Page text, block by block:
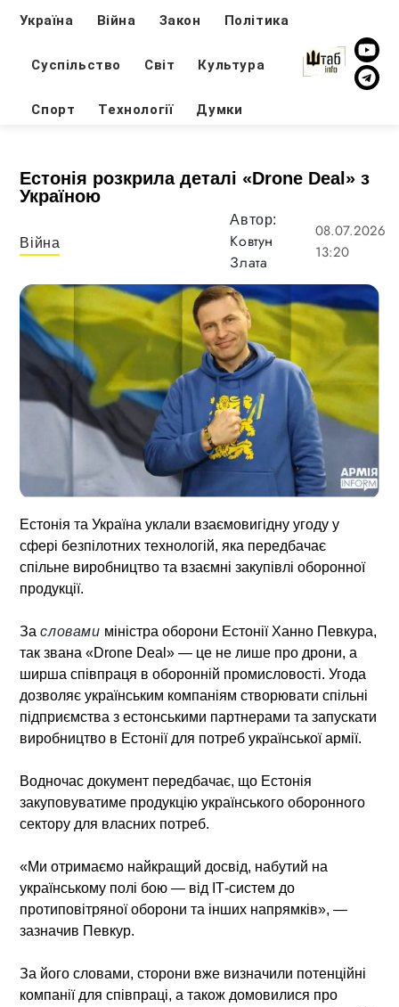
Україна Війна Закон Політика
Суспільство Світ Культура
Спорт Технології Думки
Естонія розкрила деталі «Drone Deal» з
Україною
Війна
Автор:
Ковтун
Злата
08.07.2026
13:20
Естонія та Україна уклали взаємовигідну угоду у
сфері безпілотних технологій, яка передбачає
спільне виробництво та взаємні закупівлі оборонної
продукції.
Засловами міністра оборони Естонії Ханно Певкура,
так звана «Drone Deal» — це не лише про дрони, а
ширша співпраця в оборонній промисловості. Угода
дозволяє українським компаніям створювати спільні
підприємства з естонськими партнерами та запускати
виробництво в Естонії для потреб української армії.
Водночас документ передбачає, що Естонія
закуповуватиме продукцію українського оборонного
сектору для власних потреб.
«Ми отримаємо найкращий досвід, набутий на
українському полі бою — від ІТ-систем до
протиповітряної оборони та інших напрямків», —
зазначив Певкур.
За його словами, сторони вже визначили потенційні
компанії для співпраці, а також домовилися про